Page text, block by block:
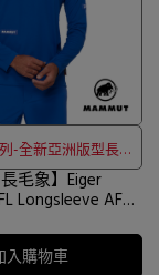
-全新亞洲版型長袖
排汗衣
長毛象】Eiger
Longsleeve AF
長袖排汗衣 艾格
02080
入購物車